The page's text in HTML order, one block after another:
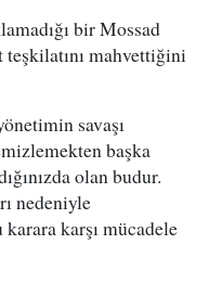
bir Mossad
mahvettiğini
savaşı
başka
olan budur.
nedeniyle
karşı mücadele